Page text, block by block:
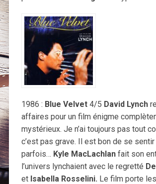
1986 : Blue Velvet 4/5 David Lynch
affaires pour un film énigme
mystérieux. Je n’ai toujours pas tout
c’est pas grave. Il est bon de se sentir
parfois… Kyle MacLachlanfait son
l’univers lynchaient avec le regretté
et Isabella Rosselini. Le film porte